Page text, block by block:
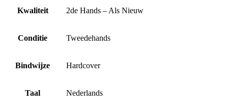
Kwaliteit 2de Hands – Als Nieuw
Conditie Tweedehands
Bindwijze Hardcover
Taal Nederlands